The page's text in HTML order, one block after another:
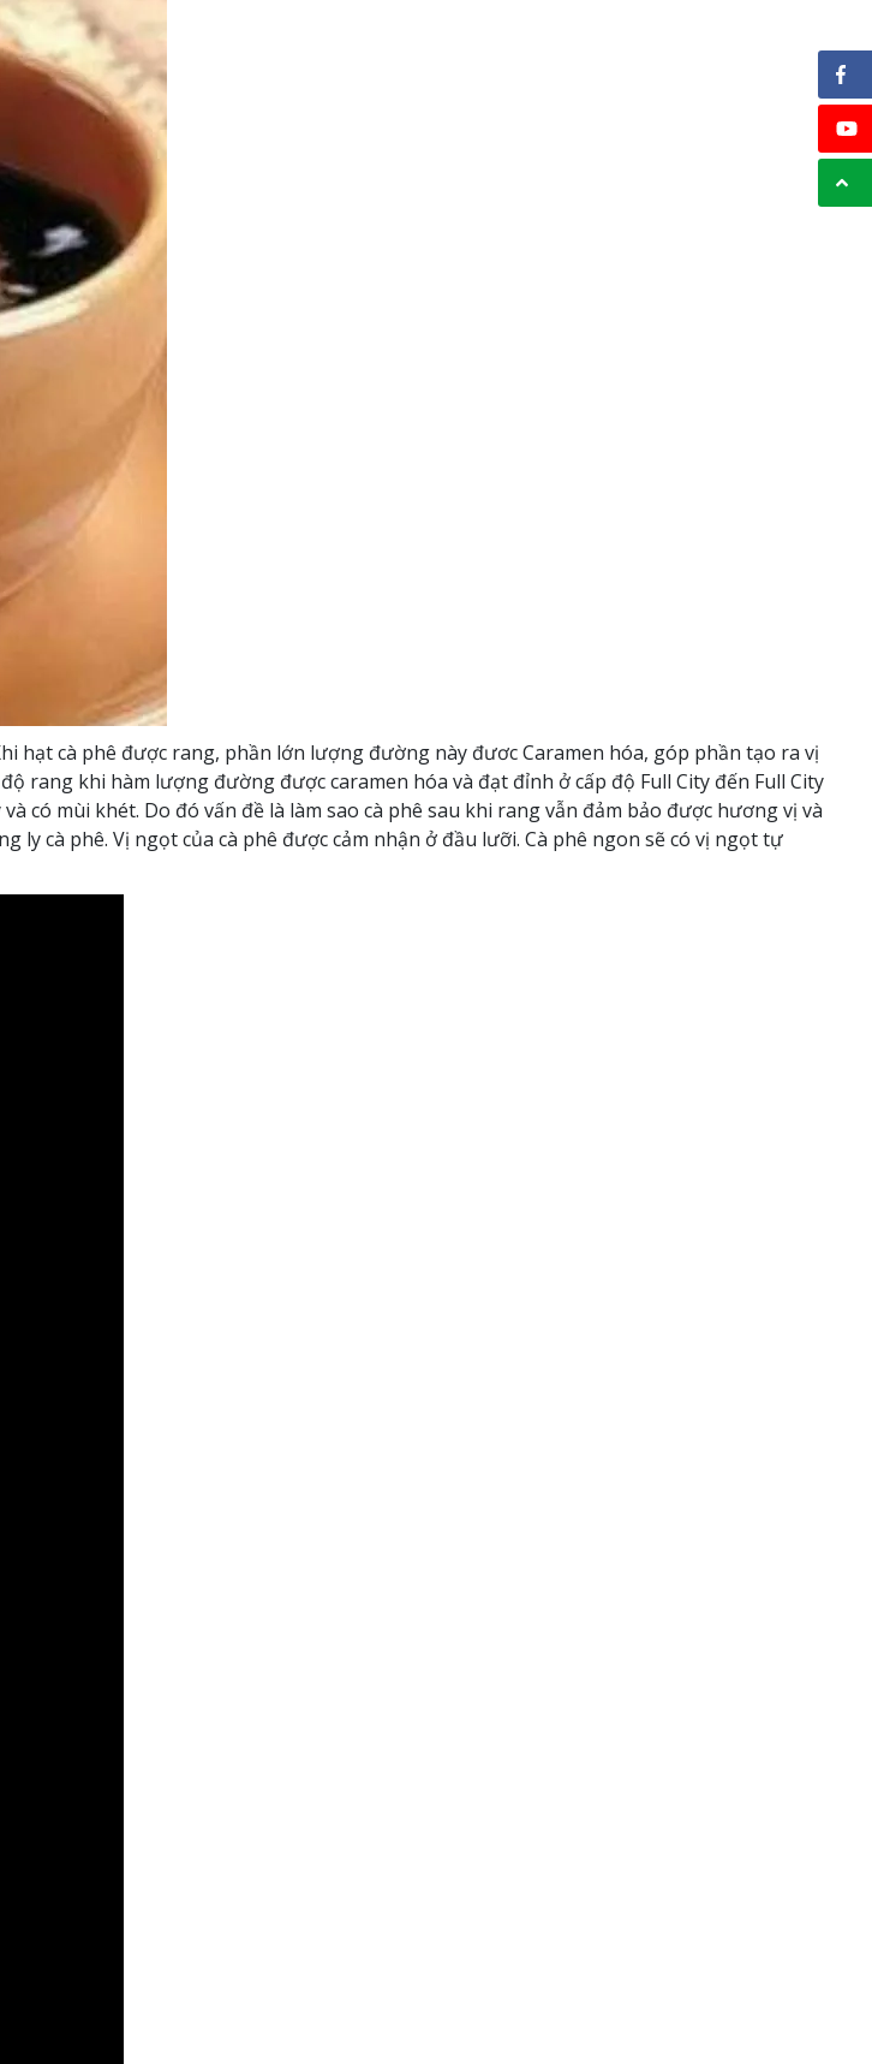
hạt cà phê được rang, phần lớn lượng đường này đươc Caramen hóa, góp phần tạo ra vị
rang khi hàm lượng đường được caramen hóa và đạt đỉnh ở cấp độ Full City đến Full City
có mùi khét. Do đó vấn đề là làm sao cà phê sau khi rang vẫn đảm bảo được hương vị và
cà phê. Vị ngọt của cà phê được cảm nhận ở đầu lưỡi. Cà phê ngon sẽ có vị ngọt tự